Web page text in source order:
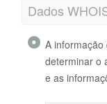
Dados
A
determinar o
e as